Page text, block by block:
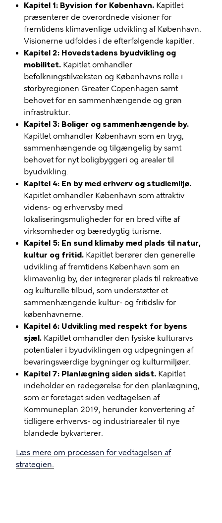
Kapitel 1: Byvision for København. Kapitlet
præsenterer de overordnede visioner for
fremtidens klimavenlige udvikling af København.
Visionerne udfoldes i de efterfølgende kapitler.
Kapitel 2: Hovedstadens byudvikling og
mobilitet. Kapitlet omhandler
befolkningstilvæksten og Københavns rolle i
storbyregionen Greater Copenhagen samt
behovet for en sammenhængende og grøn
infrastruktur.
Kapitel 3: Boliger og sammenhængende by.
Kapitlet omhandler København som en tryg,
sammenhængende og tilgængelig by samt
behovet for nyt boligbyggeri og arealer til
byudvikling.
Kapitel 4: En by med erhverv og studiemiljø.
Kapitlet omhandler København som attraktiv
videns- og erhvervsby med
lokaliseringsmuligheder for en bred vifte af
virksomheder og bæredygtig turisme.
Kapitel 5: En sund klimaby med plads til natur,
kultur og fritid. Kapitlet berører den generelle
udvikling af fremtidens København som en
klimavenlig by, der integrerer plads til rekreative
og kulturelle tilbud, som understøtter et
sammenhængende kultur- og fritidsliv for
københavnerne.
Kapitel 6: Udvikling med respekt for byens
sjæl. Kapitlet omhandler den fysiske kulturarvs
potentialer i byudviklingen og udpegningen af
bevaringsværdige bygninger og kulturmiljøer.
Kapitel 7: Planlægning siden sidst. Kapitlet
indeholder en redegørelse for den planlægning,
som er foretaget siden vedtagelsen af
Kommuneplan 2019, herunder konvertering af
tidligere erhvervs- og industriarealer til nye
blandede bykvarterer.
Læs mere om processen for vedtagelsen af
strategien.